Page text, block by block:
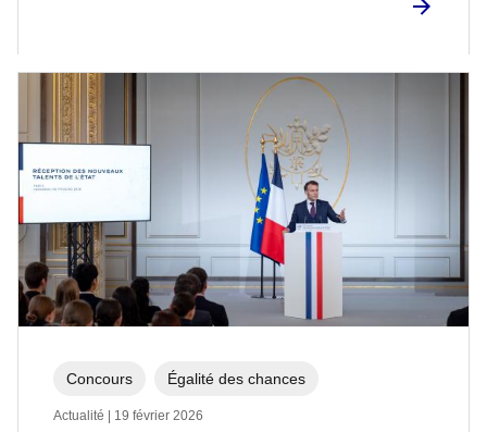
Concours Égalité des chances
Actualité | 19 février 2026